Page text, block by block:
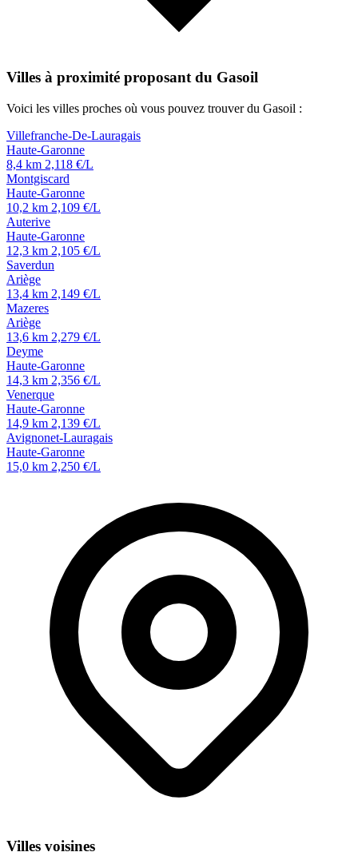
Villes à proximité proposant du Gasoil
Voici les villes proches où vous pouvez trouver du Gasoil :
Villefranche-De-Lauragais
Haute-Garonne
8,4 km 2,118 €/L
Montgiscard
Haute-Garonne
10,2 km 2,109 €/L
Auterive
Haute-Garonne
12,3 km 2,105 €/L
Saverdun
Ariège
13,4 km 2,149 €/L
Mazeres
Ariège
13,6 km 2,279 €/L
Deyme
Haute-Garonne
14,3 km 2,356 €/L
Venerque
Haute-Garonne
14,9 km 2,139 €/L
Avignonet-Lauragais
Haute-Garonne
15,0 km 2,250 €/L
Villes voisines